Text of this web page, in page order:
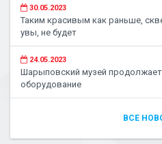
30.05.2023
Таким красивым как раньше,
увы, не будет
24.05.2023
Шарыповский музей
оборудование
ВСЕ